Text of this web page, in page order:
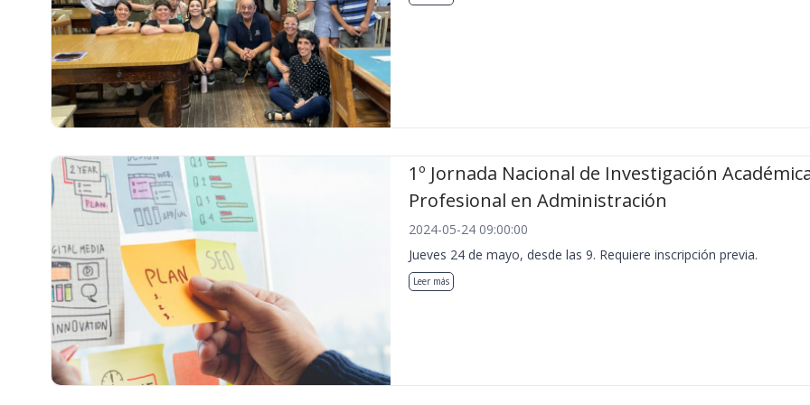
1º Jornada Nacional de Investigación
Profesional en Administración
2024-05-24 09:00:00
Jueves 24 de mayo, desde las 9. Requiere inscripción previa.
Leer más